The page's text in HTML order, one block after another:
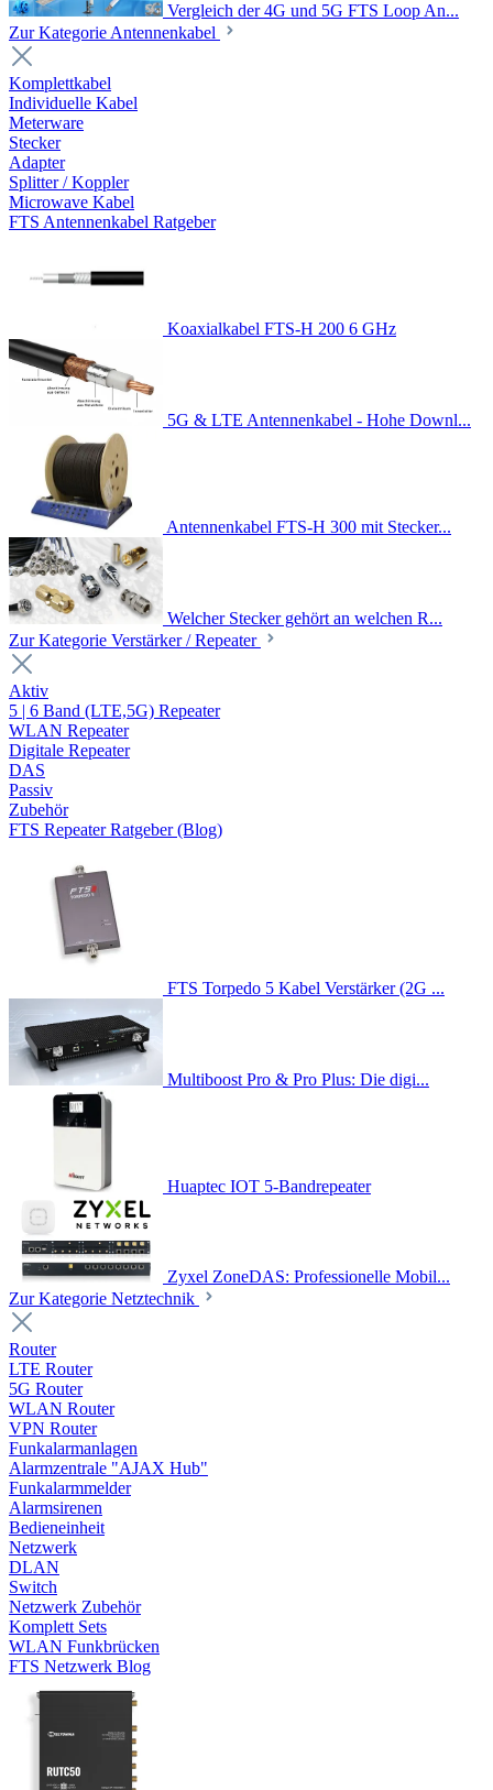
Vergleich der 4G und 5G FTS Loop An...
Zur Kategorie Antennenkabel
Komplettkabel
Individuelle Kabel
Meterware
Stecker
Adapter
Splitter / Koppler
Microwave Kabel
FTS Antennenkabel Ratgeber
Koaxialkabel FTS-H 200 6 GHz
5G & LTE Antennenkabel - Hohe Downl...
Antennenkabel FTS-H 300 mit Stecker...
Welcher Stecker gehört an welchen R...
Zur Kategorie Verstärker / Repeater
Aktiv
5 | 6 Band (LTE,5G) Repeater
WLAN Repeater
Digitale Repeater
DAS
Passiv
Zubehör
FTS Repeater Ratgeber (Blog)
FTS Torpedo 5 Kabel Verstärker (2G ...
Multiboost Pro & Pro Plus: Die digi...
Huaptec IOT 5-Bandrepeater
Zyxel ZoneDAS: Professionelle Mobil...
Zur Kategorie Netztechnik
Router
LTE Router
5G Router
WLAN Router
VPN Router
Funkalarmanlagen
Alarmzentrale "AJAX Hub"
Funkalarmmelder
Alarmsirenen
Bedieneinheit
Netzwerk
DLAN
Switch
Netzwerk Zubehör
Komplett Sets
WLAN Funkbrücken
FTS Netzwerk Blog